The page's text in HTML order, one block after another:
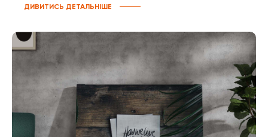
ДИВИТИСЬ ДЕТАЛЬНІШЕ